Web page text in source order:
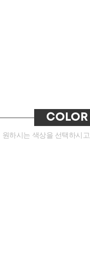
원하시는 색상을 선택하시